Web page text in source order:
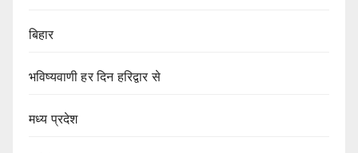
बिहार
भविष्यवाणी हर दिन हरिद्वार से
मध्य प्रदेश